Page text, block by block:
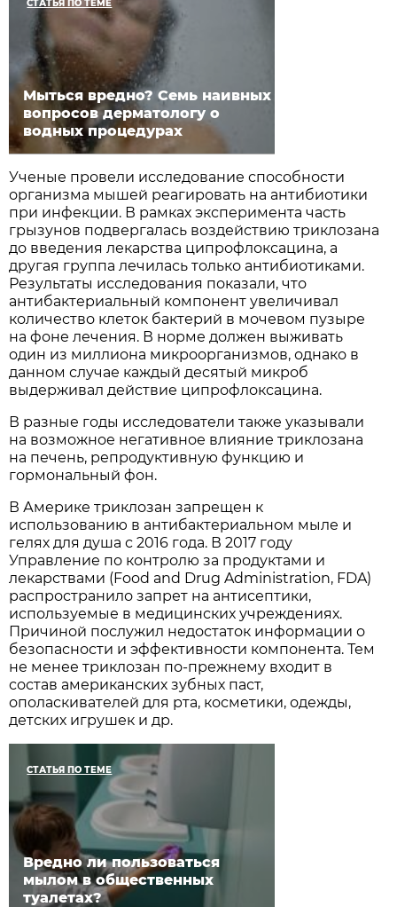
СТАТЬЯ ПО ТЕМЕ
Мыться вредно? Семь наивных
вопросов дерматологу о
водных процедурах
Ученые провели исследование способности
организма мышей реагировать на антибиотики
при инфекции. В рамках эксперимента часть
грызунов подвергалась воздействию триклозана
до введения лекарства ципрофлоксацина, а
другая группа лечилась только антибиотиками.
Результаты исследования показали, что
антибактериальный компонент увеличивал
количество клеток бактерий в мочевом пузыре
на фоне лечения. В норме должен выживать
один из миллиона микроорганизмов, однако в
данном случае каждый десятый микроб
выдерживал действие ципрофлоксацина.
В разные годы исследователи также указывали
на возможное негативное влияние триклозана
на печень, репродуктивную функцию и
гормональный фон.
В Америке триклозан запрещен к
использованию в антибактериальном мыле и
гелях для душа с 2016 года. В 2017 году
Управление по контролю за продуктами и
лекарствами (Food and Drug Administration, FDA)
распространило запрет на антисептики,
используемые в медицинских учреждениях.
Причиной послужил недостаток информации о
безопасности и эффективности компонента. Тем
не менее триклозан по-прежнему входит в
состав американских зубных паст,
ополаскивателей для рта, косметики, одежды,
детских игрушек и др.
СТАТЬЯ ПО ТЕМЕ
Вредно ли пользоваться
мылом в общественных
туалетах?